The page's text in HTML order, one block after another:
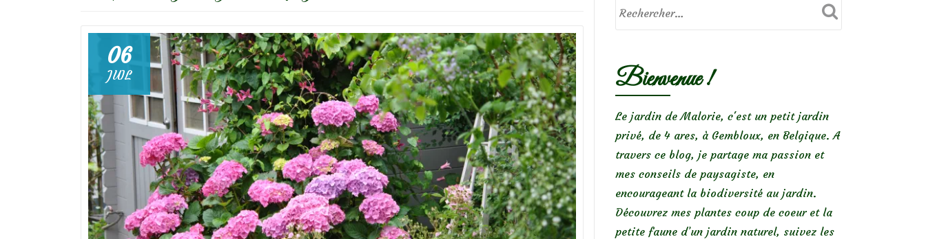
06
JUIL Bienvenue !
Le jardin de Malorie, c'est un petit jardin
privé, de 4 ares, à Gembloux, en Belgique. A
travers ce blog, je partage ma passion et
mes conseils de paysagiste, en
encourageant la biodiversité au jardin.
Découvrez mes plantes coup de coeur et la
petite faune d’un jardin naturel, suivez les